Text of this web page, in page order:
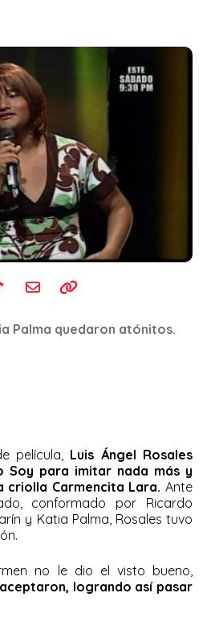
Palma quedaron atónitos.
película, Luis Ángel Rosales
Soy para imitar nada más y
criolla Carmencita Lara. Ante
conformado por Ricardo
y Katia Palma, Rosales tuvo
no le dio el visto bueno,
logrando así pasar